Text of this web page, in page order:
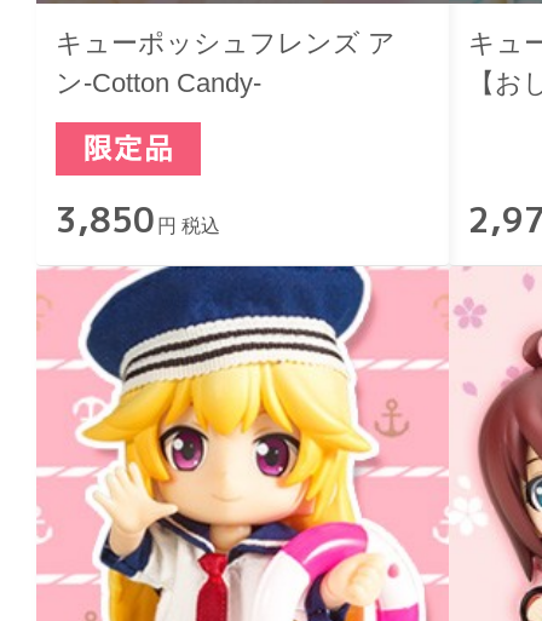
キューポッシュフレンズ ア
ン-Cotton Candy-
3,850 円 税込
キュ
【お